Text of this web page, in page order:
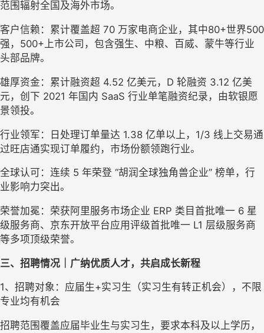
范围辐射全国及海外市场。
客户信赖：累计覆盖超 70 万家电商企业， 其中80+世界500
强，500+上市公司 ， 包含强生、中粮、百威、蒙牛等行业
头部品牌。
雄厚资金：累计融资超 4.52 亿美元，D 轮融资 3.12 亿美
元，创下 2021 年国内 SaaS 行业单笔融资纪录，由软银愿
景领投。
行业领军：日处理订单量达 1.38 亿单以上，1/3 线上交易通
过旺店通实现订单履约，市场份额领跑行业。
全球认可：连续 5 年荣登 “胡润全球独角兽企业” 榜单，行
业影响力突出。
荣誉加冕：荣获阿里服务市场企业 ERP 类目首批唯一 6 星
级服务商、京东开放平台应用评级首批唯一 L1 层级服务商
等多项顶级荣誉。
三、招聘情况｜广纳优质人才，共启成长新程
1、 招聘对象 ： 应届生+实习生 （实习生有转正机会）
，不限
专业均有机会
招聘范围覆盖应届毕业生与实习生，要求本科及以上学历，